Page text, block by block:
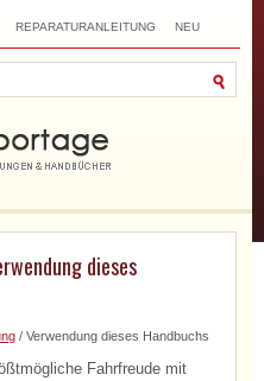
REPARATURANLEITUNG NEU
dieses
/ Verwendung dieses Handbuchs
Fahrfreude mit